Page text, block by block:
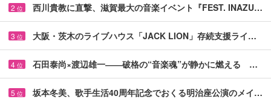
2 位 西川貴教に直撃、滋賀最大の音楽イベント『FEST. INAZU…
3 位 大阪・茨木のライブハウス「JACK LION」存続支援ライ…
4 位 石田泰尚×渡辺雄一――破格の“音楽魂”が静かに燃える …
5 位 坂本冬美、歌手生活40周年記念でおくる明治座公演のメイ…